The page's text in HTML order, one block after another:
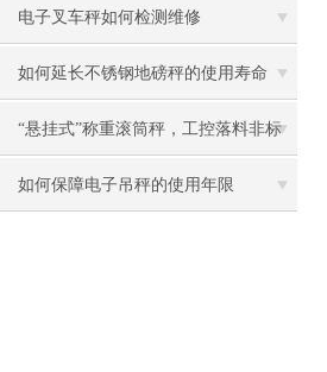
电子叉车秤如何检测维修
如何延长不锈钢地磅秤的使用寿命
“悬挂式”称重滚筒秤，工控落料非标
电子称
如何保障电子吊秤的使用年限